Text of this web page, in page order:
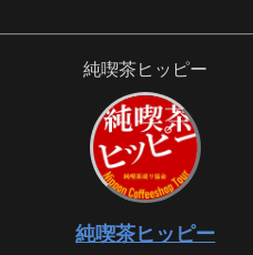
純喫茶ヒッピー
純喫茶ヒッピー